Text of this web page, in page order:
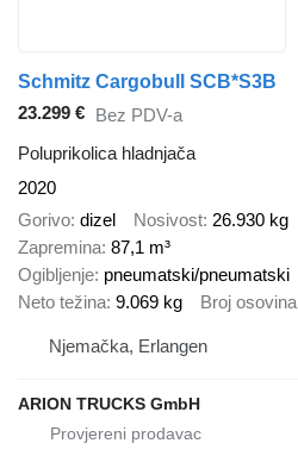
Schmitz Cargobull SCB*S3B
23.299 € Bez PDV-a
Poluprikolica hladnjača
2020
Gorivo dizel Nosivost 26.930 kg
Zapremina 87,1 m³
Ogibljenje pneumatski/pneumatski
Neto težina 9.069 kg Broj osovina
Njemačka, Erlangen
ARION TRUCKS GmbH